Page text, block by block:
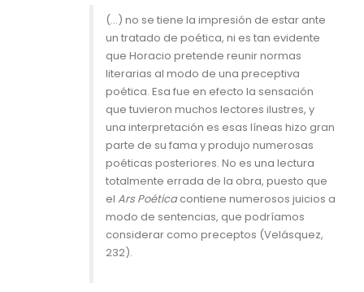
(…) no se tiene la impresión de estar ante
un tratado de poética, ni es tan evidente
que Horacio pretende reunir normas
literarias al modo de una preceptiva
poética. Esa fue en efecto la sensación
que tuvieron muchos lectores ilustres, y
una interpretación es esas líneas hizo gran
parte de su fama y produjo numerosas
poéticas posteriores. No es una lectura
totalmente errada de la obra, puesto que
el Ars Poéticacontiene numerosos juicios a
modo de sentencias, que podríamos
considerar como preceptos (Velásquez,
232).